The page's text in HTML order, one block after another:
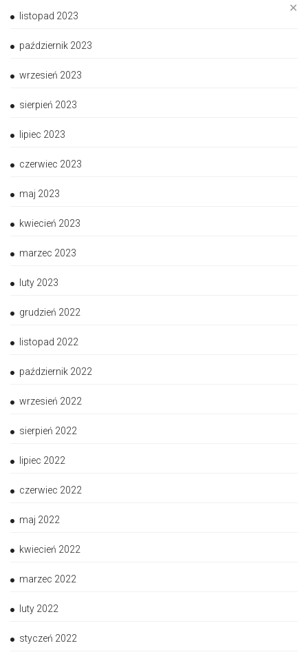
✕
listopad 2023
październik 2023
wrzesień 2023
sierpień 2023
lipiec 2023
czerwiec 2023
maj 2023
kwiecień 2023
marzec 2023
luty 2023
grudzień 2022
listopad 2022
październik 2022
wrzesień 2022
sierpień 2022
lipiec 2022
czerwiec 2022
maj 2022
kwiecień 2022
marzec 2022
luty 2022
styczeń 2022